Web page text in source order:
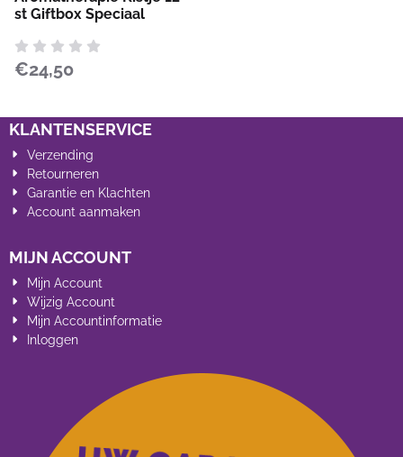
st Giftbox Speciaal
Prijs: 24,50
€24,50
KLANTENSERVICE
Verzending
Retourneren
Garantie en Klachten
Account aanmaken
MIJN ACCOUNT
Mijn Account
Wijzig Account
Mijn Accountinformatie
Inloggen